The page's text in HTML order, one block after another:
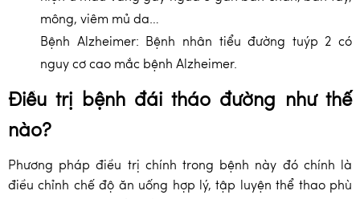
mông, viêm mủ da…
Bệnh Alzheimer: Bệnh nhân tiểu đường tuýp 2 có
nguy cơ cao mắc bệnh Alzheimer.
Điều trị bệnh đái tháo đường như thế
nào?
Phương pháp điều trị chính trong bệnh này đó chính là
điều chỉnh chế độ ăn uống hợp lý, tập luyện thể thao phù